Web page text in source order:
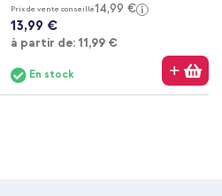
Prix de vente conseillé14,99 €
13,99 €
à partir de: À partir de
11,99 €
En stock